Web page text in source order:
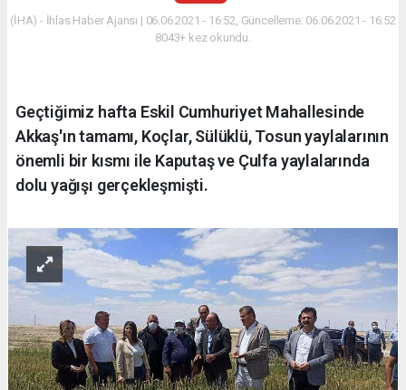
(İHA) - İhlas Haber Ajansı | 06.06.2021 - 16:52, Güncelleme: 06.06.2021 - 16:52
8043+ kez okundu.
Geçtiğimiz hafta Eskil Cumhuriyet Mahallesinde
Akkaş'ın tamamı, Koçlar, Sülüklü, Tosun yaylalarının
önemli bir kısmı ile Kaputaş ve Çulfa yaylalarında
dolu yağışı gerçekleşmişti.